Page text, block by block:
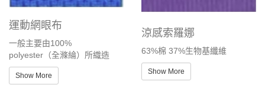
運動網眼布
一般主要由100%
polyester（全滌綸）所織造
Show More
涼感索羅娜
63%棉 37%生物基纖維
Show More